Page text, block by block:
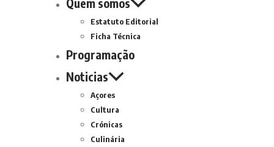
Quem somos
Estatuto Editorial
Ficha Técnica
Programação
Noticias
Açores
Cultura
Crónicas
Culinária